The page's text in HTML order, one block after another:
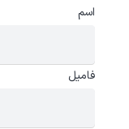
اسم
فامیل